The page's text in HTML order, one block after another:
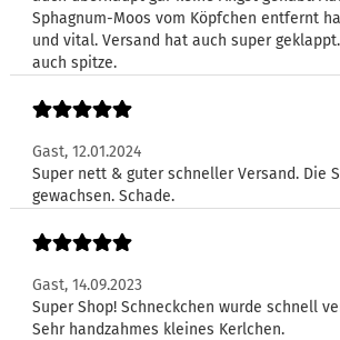
Sphagnum-Moos vom Köpfchen entfernt
und vital. Versand hat auch super
auch spitze.
Gast, 12.01.2024
Super nett & guter schneller Versand. Die
gewachsen. Schade.
Gast, 14.09.2023
Super Shop! Schneckchen wurde schnell
Sehr handzahmes kleines Kerlchen.